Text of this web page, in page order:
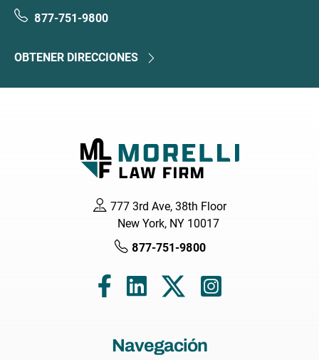
877-751-9800
OBTENER DIRECCIONES
777 3rd Ave, 38th Floor
New York, NY 10017
877-751-9800
Navegación